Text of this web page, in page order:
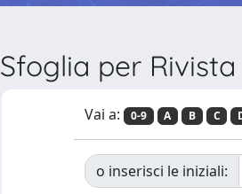
Sfoglia per Rivista
Vai a: 0-9 A B C
o inserisci le iniziali: